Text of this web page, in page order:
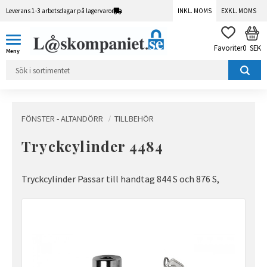
Leverans 1-3 arbetsdagar på lagervaror INKL. MOMS EXKL. MOMS
FAVORITER
0 SEK
FÖNSTER - ALTANDÖRR TILLBEHÖR
Tryckcylinder 4484
Tryckcylinder Passar till handtag 844 S och 876 S,